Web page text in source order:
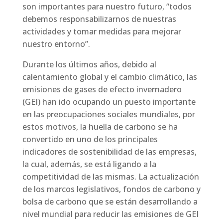
son importantes para nuestro futuro, “todos
debemos responsabilizarnos de nuestras
actividades y tomar medidas para mejorar
nuestro entorno”.
Durante los últimos años, debido al
calentamiento global y el cambio climático, las
emisiones de gases de efecto invernadero
(GEI) han ido ocupando un puesto importante
en las preocupaciones sociales mundiales, por
estos motivos, la huella de carbono se ha
convertido en uno de los principales
indicadores de sostenibilidad de las empresas,
la cual, además, se está ligando a la
competitividad de las mismas. La actualización
de los marcos legislativos, fondos de carbono y
bolsa de carbono que se están desarrollando a
nivel mundial para reducir las emisiones de GEI